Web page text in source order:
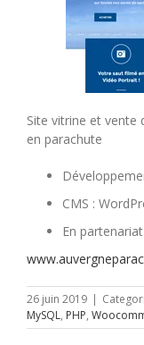
Site vitrine et vente
en parachute
CMS :
En
26 juin 2019 |
MySQL, PHP,